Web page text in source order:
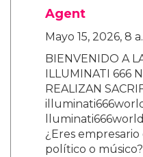
Agent
Mayo 15, 2026, 8
BIENVENIDO A
ILLUMINATI 666
REALIZAN
¿Eres
político o